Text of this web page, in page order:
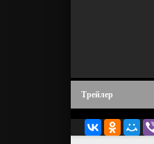
Трейлер